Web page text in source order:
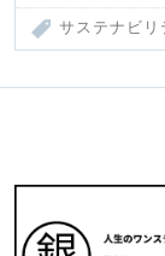
サステナビリ